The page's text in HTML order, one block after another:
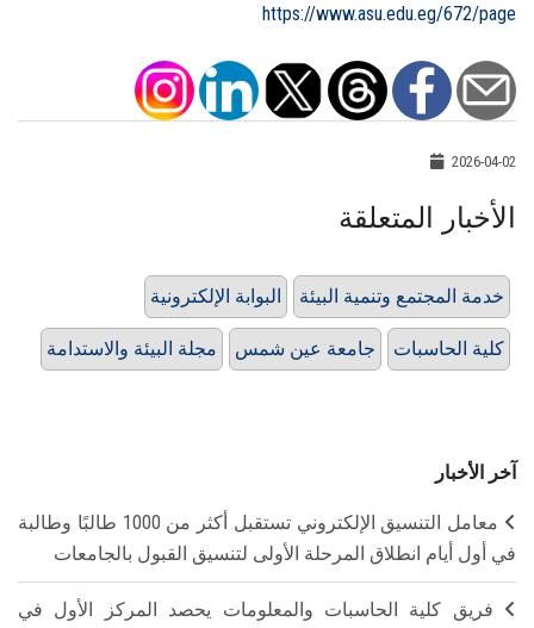
https://www.asu.edu.eg/672/page
2026-04-02
الأخبار المتعلقة
البوابة الإلكترونية خدمة المجتمع وتنمية البيئة
مجلة البيئة والاستدامة جامعة عين شمس كلية الحاسبات
آخر الأخبار
معامل التنسيق الإلكتروني تستقبل أكثر من 1000 طالبًا وطالبة
في أول أيام انطلاق المرحلة الأولى لتنسيق القبول بالجامعات
فريق كلية الحاسبات والمعلومات يحصد المركز الأول في